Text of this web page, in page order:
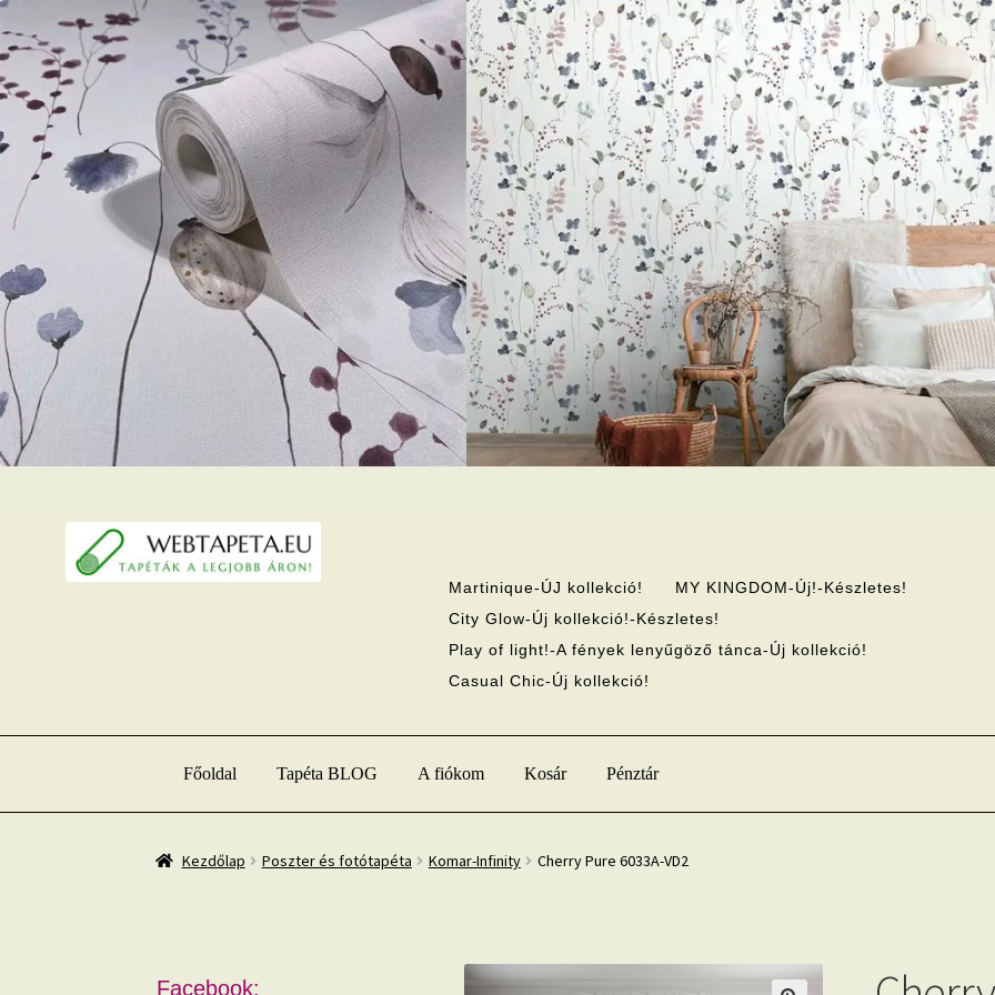
Ugrás
a
navigációhoz
Kilépés
a
tartalomba
Martinique-ÚJ kollekció!
MY KINGDOM-Új!-Készletes!
City Glow-Új kollekció!-Készletes!
Play of light!-A fények lenyűgöző tánca-Új kollekció!
Casual Chic-Új kollekció!
Főoldal Tapéta BLOG A fiókom Kosár Pénztár
Kezdőlap Poszter és fotótapéta Komar-Infinity Cherry Pure 6033A-VD2
Facebook: